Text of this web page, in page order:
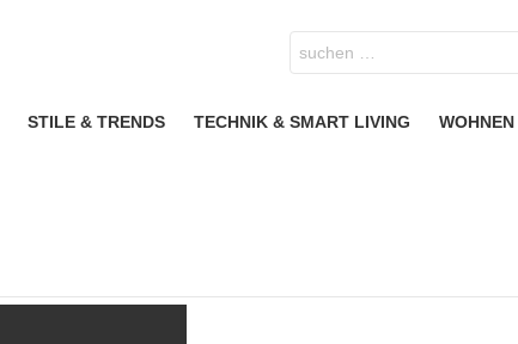
for:
STILE & TRENDS TECHNIK & SMART LIVING
WOHNEN